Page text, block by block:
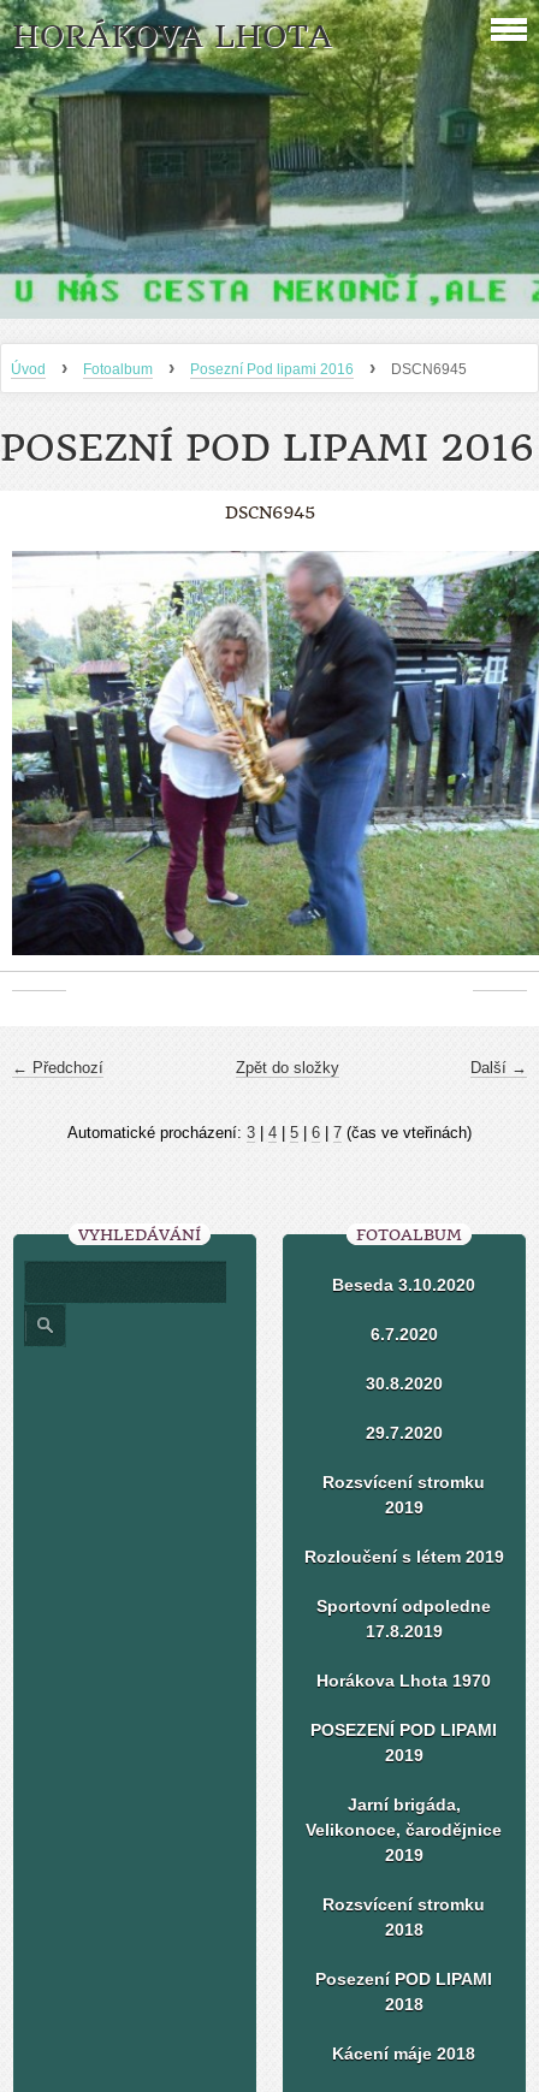
HORÁKOVA LHOTA
Úvod › Fotoalbum › Posezní Pod lipami 2016 › DSCN6945
POSEZNÍ POD LIPAMI 2016
DSCN6945
← Předchozí Další →
Zpět do složky
Automatické procházení: 3 4 5 6 7 (čas ve vteřinách)
VYHLEDÁVÁNÍ FOTOALBUM
Beseda 3.10.2020
6.7.2020
30.8.2020
29.7.2020
Rozsvícení stromku
2019
Rozloučení s létem 2019
Sportovní odpoledne
17.8.2019
Horákova Lhota 1970
POSEZENÍ POD LIPAMI
2019
Jarní brigáda,
Velikonoce, čarodějnice
2019
Rozsvícení stromku
2018
Posezení POD LIPAMI
2018
Kácení máje 2018